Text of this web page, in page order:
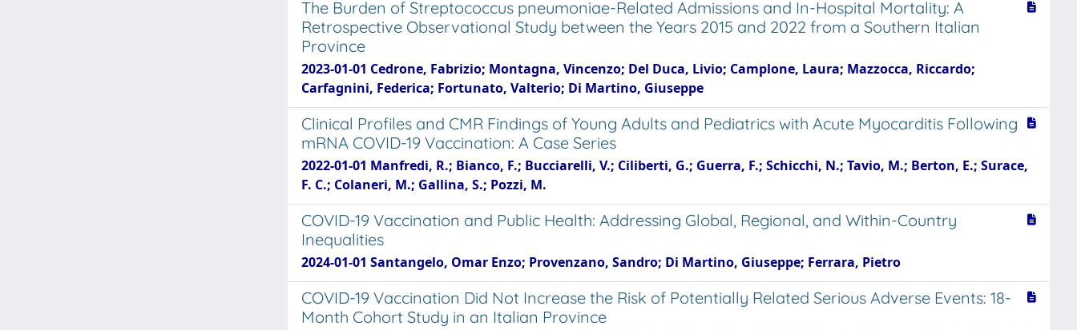
The Burden of Streptococcus pneumoniae-Related Admissions and In-Hospital Mortality: A
Retrospective Observational Study between the Years 2015 and 2022 from a Southern Italian
Province
2023-01-01 Cedrone, Fabrizio; Montagna, Vincenzo; Del Duca, Livio; Camplone, Laura; Mazzocca, Riccardo;
Carfagnini, Federica; Fortunato, Valterio; Di Martino, Giuseppe
Clinical Profiles and CMR Findings of Young Adults and Pediatrics with Acute Myocarditis Following
mRNA COVID-19 Vaccination: A Case Series
2022-01-01 Manfredi, R.; Bianco, F.; Bucciarelli, V.; Ciliberti, G.; Guerra, F.; Schicchi, N.; Tavio, M.; Berton, E.; Surace,
F. C.; Colaneri, M.; Gallina, S.; Pozzi, M.
COVID-19 Vaccination and Public Health: Addressing Global, Regional, and Within-Country
Inequalities
2024-01-01 Santangelo, Omar Enzo; Provenzano, Sandro; Di Martino, Giuseppe; Ferrara, Pietro
COVID-19 Vaccination Did Not Increase the Risk of Potentially Related Serious Adverse Events: 18-
Month Cohort Study in an Italian Province